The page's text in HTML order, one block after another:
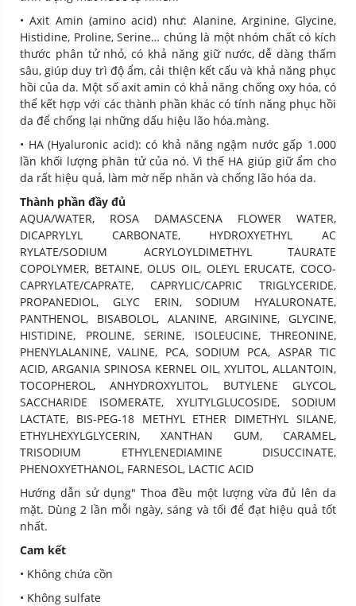
• Axit Amin (amino acid) như: Alanine, Arginine, Glycine,
Histidine, Proline, Serine… chúng là một nhóm chất có kích
thước phân tử nhỏ, có khả năng giữ nước, dễ dàng thấm
sâu, giúp duy trì độ ẩm, cải thiện kết cấu và khả năng phục
hồi của da. Một số axit amin có khả năng chống oxy hóa, có
thể kết hợp với các thành phần khác có tính năng phục hồi
da để chống lại những dấu hiệu lão hóa.màng.
• HA (Hyaluronic acid): có khả năng ngậm nước gấp 1.000
lần khối lượng phân tử của nó. Vì thế HA giúp giữ ẩm cho
da rất hiệu quả, làm mờ nếp nhăn và chống lão hóa da.
Thành phần đầy đủ
AQUA/WATER, ROSA DAMASCENA FLOWER WATER,
DICAPRYLYL CARBONATE, HYDROXYETHYL AC
RYLATE/SODIUM ACRYLOYLDIMETHYL TAURATE
COPOLYMER, BETAINE, OLUS OIL, OLEYL ERUCATE, COCO-
CAPRYLATE/CAPRATE, CAPRYLIC/CAPRIC TRIGLYCERIDE,
PROPANEDIOL, GLYC ERIN, SODIUM HYALURONATE,
PANTHENOL, BISABOLOL, ALANINE, ARGININE, GLYCINE,
HISTIDINE, PROLINE, SERINE, ISOLEUCINE, THREONINE,
PHENYLALANINE, VALINE, PCA, SODIUM PCA, ASPAR TIC
ACID, ARGANIA SPINOSA KERNEL OIL, XYLITOL, ALLANTOIN,
TOCOPHEROL, ANHYDROXYLITOL, BUTYLENE GLYCOL,
SACCHARIDE ISOMERATE, XYLITYLGLUCOSIDE, SODIUM
LACTATE, BIS-PEG-18 METHYL ETHER DIMETHYL SILANE,
ETHYLHEXYLGLYCERIN, XANTHAN GUM, CARAMEL,
TRISODIUM ETHYLENEDIAMINE DISUCCINATE,
PHENOXYETHANOL, FARNESOL, LACTIC ACID
Hướng dẫn sử dụng" Thoa đều một lượng vừa đủ lên da
mặt. Dùng 2 lần mỗi ngày, sáng và tối để đạt hiệu quả tốt
nhất.
Cam kết
• Không chứa cồn
• Không sulfate